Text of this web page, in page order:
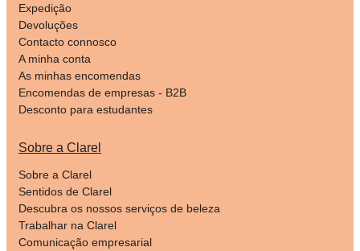
Expedição
Devoluções
Contacto connosco
A minha conta
As minhas encomendas
Encomendas de empresas - B2B
Desconto para estudantes
Sobre a Clarel
Sobre a Clarel
Sentidos de Clarel
Descubra os nossos serviços de beleza
Trabalhar na Clarel
Comunicação empresarial